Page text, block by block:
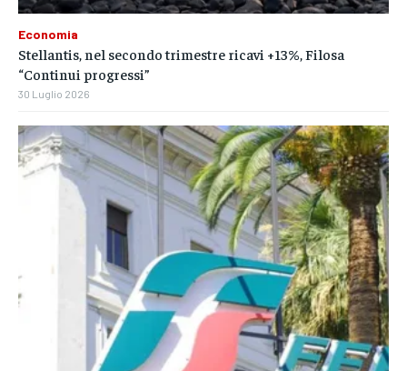
Economia
Stellantis, nel secondo trimestre ricavi +13%, Filosa
“Continui progressi”
30 Luglio 2026